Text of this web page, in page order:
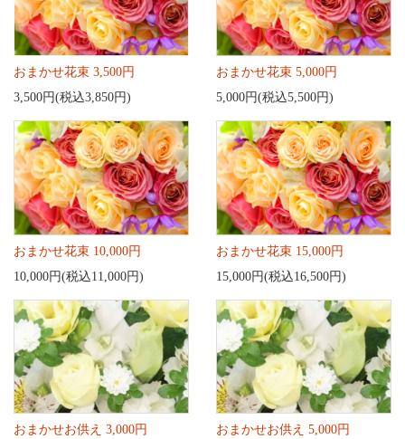
おまかせ花束 3,500円
3,500円(税込3,850円)
おまかせ花束 5,000円
5,000円(税込5,500円)
おまかせ花束 10,000円
10,000円(税込11,000円)
おまかせ花束 15,000円
15,000円(税込16,500円)
おまかせお供え 3,000円
おまかせお供え 5,000円